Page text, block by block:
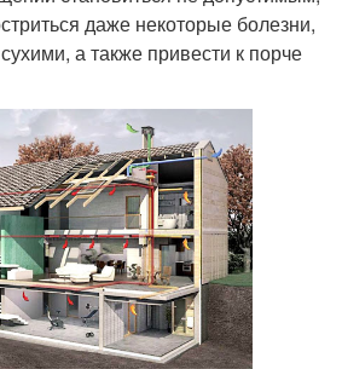
даже некоторые болезни,
а также привести к порче